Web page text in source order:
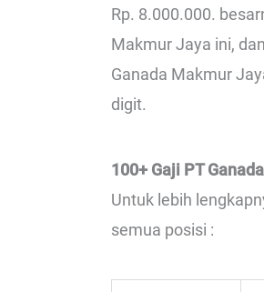
Rp. 8.000.000.
Makmur Jaya ini,
Ganada Makmur
digit.
100+ Gaji PT
Untuk lebih
semua posisi :